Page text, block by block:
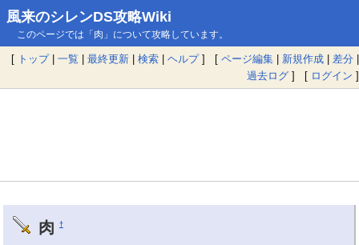
風来のシレンDS攻略Wiki
このページでは「肉」について攻略しています。
[ トップ| 一覧 | 最終更新 | 検索 | ヘルプ] [ ページ編集 | 新規作成 | 差分 |
過去ログ ] [ ログイン ]
肉 †